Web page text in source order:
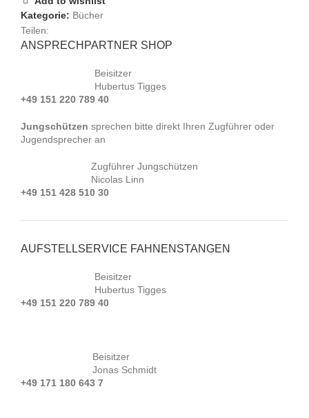
Kategorie: Bücher
Teilen:
ANSPRECHPARTNER SHOP
Beisitzer
Hubertus Tigges
+49 151 220 789 40
Jungschützen sprechen bitte direkt Ihren Zugführer oder
Jugendsprecher an
Zugführer Jungschützen
Nicolas Linn
+49 151 428 510 30
AUFSTELLSERVICE FAHNENSTANGEN
Beisitzer
Hubertus Tigges
+49 151 220 789 40
Beisitzer
Jonas Schmidt
+49 171 180 643 7